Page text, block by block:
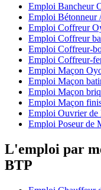
Emploi Bancheur
Emploi Bétonneur
Emploi Coffreur
Emploi Coffreur
Emploi Coffreur-
Emploi Coffreur-
Emploi Maçon
Emploi Maçon
Emploi Maçon
Emploi Maçon
Emploi Ouvrier de
Emploi Poseur de
L'emploi par
BTP